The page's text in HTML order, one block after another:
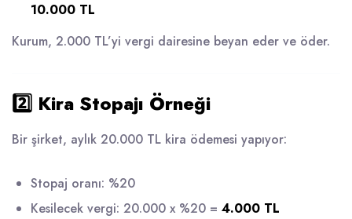
10.000 TL
Kurum, 2.000 TL’yi vergi dairesine beyan eder ve öder.
2️⃣ Kira Stopajı Örneği
Bir şirket, aylık 20.000 TL kira ödemesi yapıyor:
Stopaj oranı: %20
Kesilecek vergi: 20.000 x %20 = 4.000 TL